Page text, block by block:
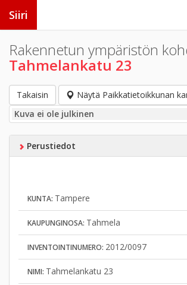
Siiri
Rakennetun ympäristön
Tahmelankatu 23
Takaisin
Näytä Paikkatietoikkunan
Kuva ei ole julkinen
Perustiedot
KUNTA: Tampere
KAUPUNGINOSA: Tahmela
INVENTOINTINUMERO: 2012/0097
NIMI: Tahmelankatu 23